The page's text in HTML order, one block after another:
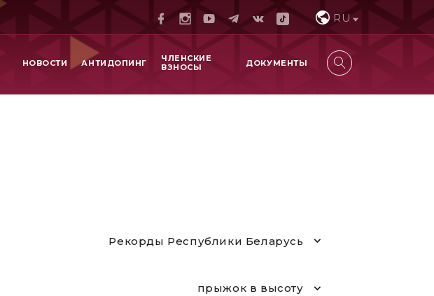
RU
НОВОСТИ АНТИДОПИНГ
ЧЛЕНСКИЕ
ВЗНОСЫ
ДОКУМЕНТЫ
Рекорды Республики Беларусь
прыжок в высоту